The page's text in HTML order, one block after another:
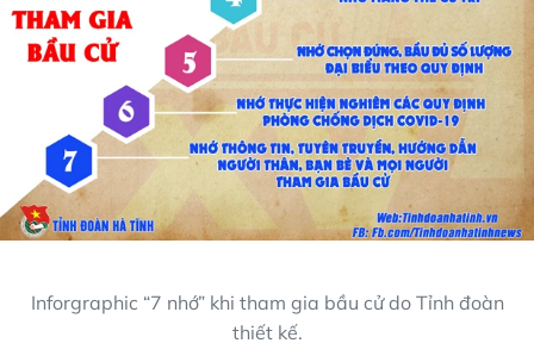
Inforgraphic “7 nhớ” khi tham gia bầu cử do Tỉnh đoàn
thiết kế.